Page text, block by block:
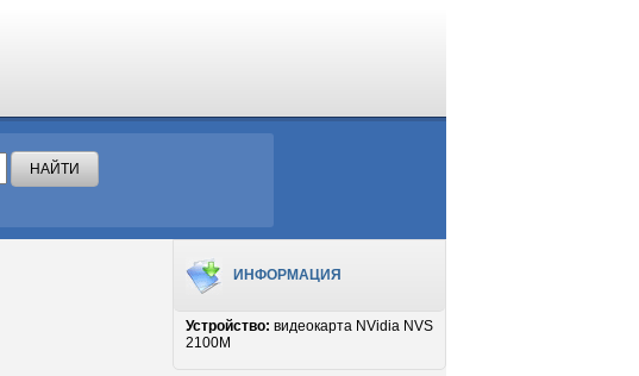
ИНФОРМАЦИЯ
Устройство: видеокарта NVidia NVS
2100M